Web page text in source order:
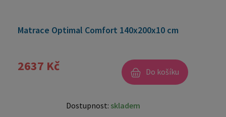
Matrace Optimal Comfort 140x200x10 cm
2637 Kč Do košíku
Dostupnost: skladem